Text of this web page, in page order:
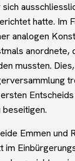
hatte. Im
analogen
anordnete,
mussten.
beseitigen.
Emmen und